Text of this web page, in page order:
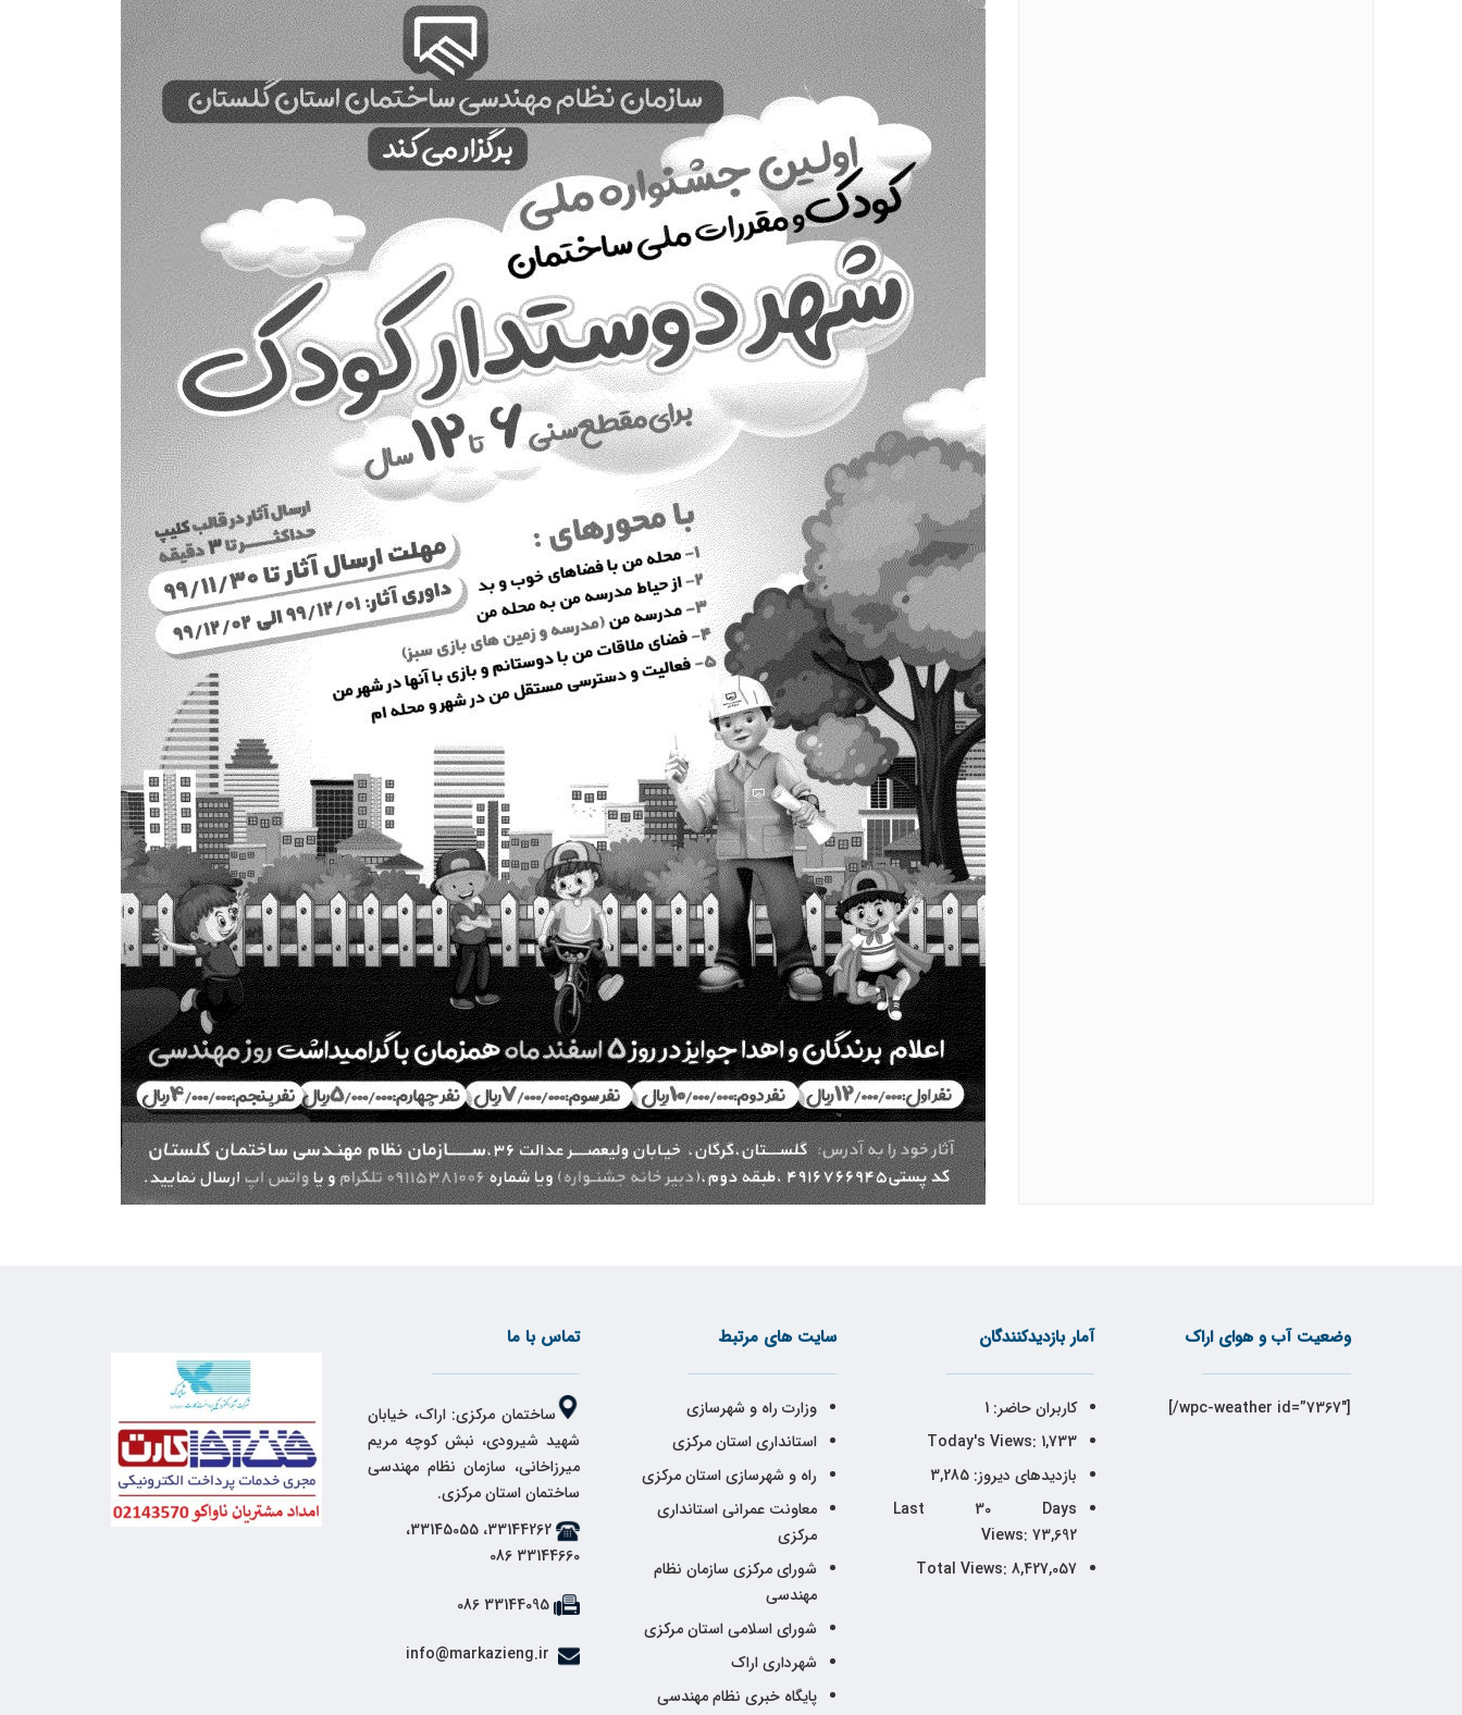
وضعیت آب و هوای اراک
[wpc-weather id=”7367″/]
آمار بازدیدکنندگان
کاربران حاضر:1
Today's Views: 1,733
بازدیدهای دیروز:3,285
Last 30 Days
Views: 73,692
Total Views: 8,427,057
سایت های مرتبط
وزارت راه و شهرسازی
استانداری استان مرکزی
راه و شهرسازی استان مرکزی
معاونت عمرانی استانداری
مرکزی
شورای مرکزی سازمان نظام
مهندسی
شورای اسلامی استان مرکزی
شهرداری اراک
پایگاه خبری نظام مهندسی
تماس با ما
ساختمان مرکزی: اراک، خیابان
شهید شیرودی، نبش کوچه مریم
میرزاخانی، سازمان نظام مهندسی
ساختمان استان مرکزی.
33144262، 33145055،
33144660 086
33144095 086